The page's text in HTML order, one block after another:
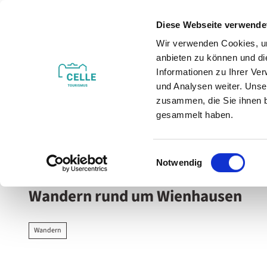
Diese Webseite
Wir verwenden Cookies,
anbieten zu können und
Informationen zu Ihrer
und Analysen weiter.
zusammen, die Sie ihnen
gesammelt haben.
i
w
Notwendig
Erleben & Entdecken
Wandern rund um Wienhausen
Wandern